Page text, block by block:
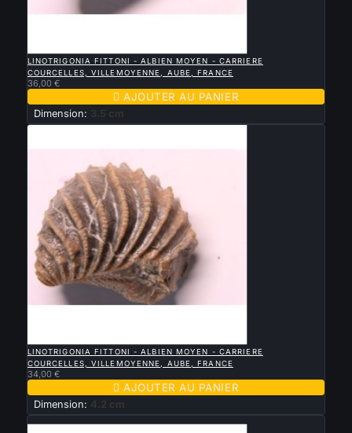
LINOTRIGONIA FITTONI - ALBIEN MOYEN - CARRIERE
COURCELLES, VILLEMOYENNE, AUBE, FRANCE
36,00 €
 AJOUTER AU PANIER
Dimension: 3.5 cm
LINOTRIGONIA FITTONI - ALBIEN MOYEN - CARRIERE
COURCELLES, VILLEMOYENNE, AUBE, FRANCE
34,00 €
 AJOUTER AU PANIER
Dimension: 4.2 cm